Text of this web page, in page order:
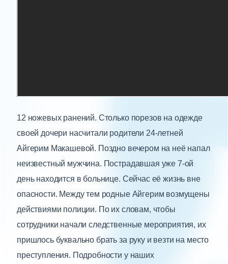
12 ножевых ранений. Столько порезов на одежде
своей дочери насчитали родители 24-летней
Айгерим Макашевой. Поздно вечером на неё напал
неизвестный мужчина. Пострадавшая уже 7-ой
день находится в больнице. Сейчас её жизнь вне
опасности. Между тем родные Айгерим возмущены
действиями полиции. По их словам, чтобы
сотрудники начали следственные мероприятия, их
пришлось буквально брать за руку и везти на место
преступления. Подробности у наших